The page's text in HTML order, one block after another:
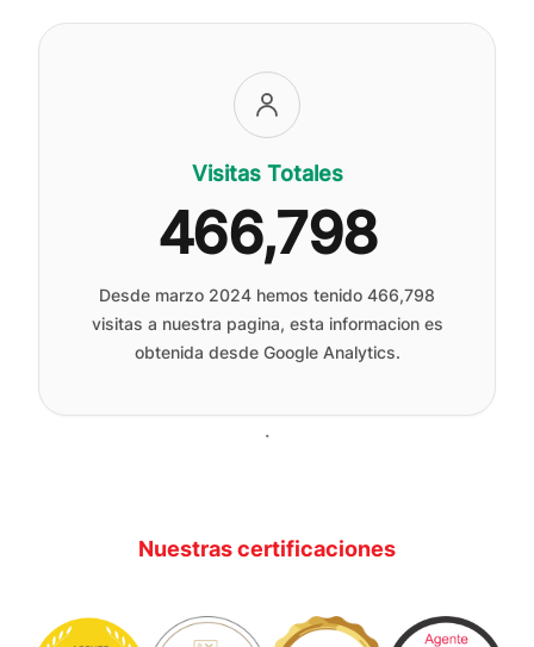
Visitas Totales
466,798
Desde marzo 2024 hemos tenido 466,798
visitas a nuestra pagina, esta informacion es
obtenida desde Google Analytics.
.
Nuestras certificaciones